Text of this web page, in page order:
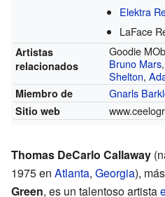
Elektra
LaFace
Artistas
relacionados
Goodie
Bruno Mars
Shelton,
Miembro de Gnarls
Sitio web
Thomas DeCarlo Callaway
1975 en Atlanta, Georgia),
Green, es un talentoso artista